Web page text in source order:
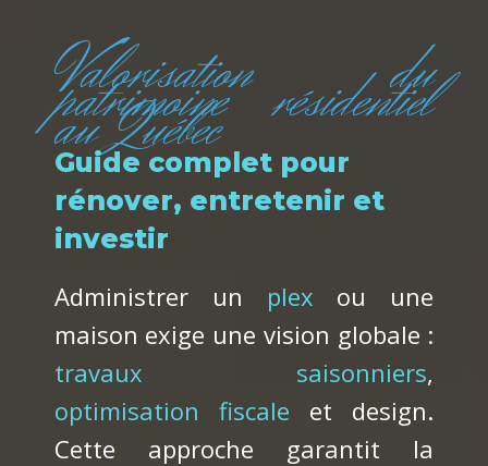
Valorisation du
patrimoine résidentiel
au Québec
Guide complet pour
rénover, entretenir et
investir
Administrer un plex ou une
maison exige une vision globale :
travaux saisonniers,
optimisation fiscale et design.
Cette approche garantit la